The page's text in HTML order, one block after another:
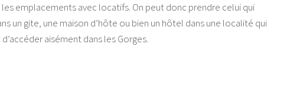
emplacements avec locatifs. On peut donc prendre celui qui
un gite, une maison d’hôte ou bien un hôtel dans une localité qui
aisément dans les Gorges.